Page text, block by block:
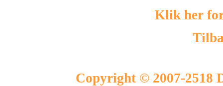
Klik her for
Copyright © 2007-2518